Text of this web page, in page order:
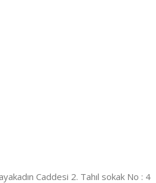
Caddesi 2. Tahıl sokak No : 4